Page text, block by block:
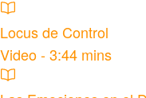
Locus de Control
Video - 3:44 mins